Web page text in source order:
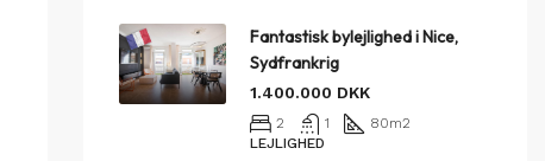
Fantastisk bylejlighed i Nice,
Sydfrankrig
1.400.000 DKK
2 1 80m2
LEJLIGHED